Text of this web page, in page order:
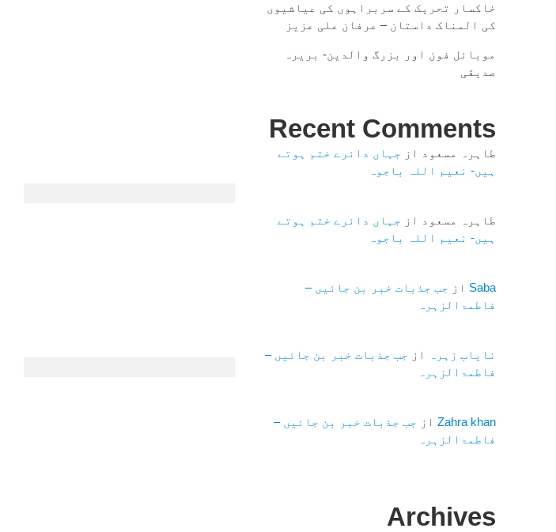
خاکسار تحریک کے سربراہوں کی عیاشیوں
کی المناک داستان – عرفان علی عزیز
موبائل فون اور بزرگ والدین- بریرہ
صدیقی
Recent Comments
طاہرہ مسعود از جہاں دائرے ختم ہوتے
ہیں- نعیم اللہ باجوہ
طاہرہ مسعود از جہاں دائرے ختم ہوتے
ہیں- نعیم اللہ باجوہ
Saba از جب جذبات خبر بن جائیں –
فاطمۃالزہرہ
نایاب زہرہ از جب جذبات خبر بن جائیں –
فاطمۃالزہرہ
Zahra khanاز جب جذبات خبر بن جائیں –
فاطمۃالزہرہ
Archives